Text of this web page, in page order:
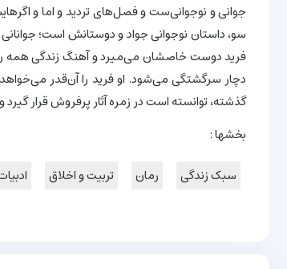
جوانی و نوجوانی‌ست و فصل‌های تردید و اما و
سو، داستان نوجوانی جواد و دوستانش است؛
فرید دوست خاصشان می‌میرد و آهنگ زندگی همه
دچار سرگشتگی می‌شود. او فرید را آن‌قدر
گذشته، توانسته است در زمره آثار پرفروش قرار
بخشها :
سبک زندگی رمان تربیت و اخلاق